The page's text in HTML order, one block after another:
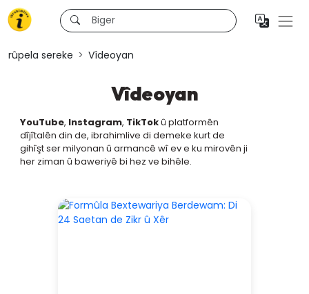
rûpela sereke Vîdeoyan
Vîdeoyan
YouTube, Instagram, TikTokû platformên
dîjîtalên din de, ibrahimlive di demeke kurt de
gihîşt ser milyonan û armancê wî ev e ku mirovên ji
her ziman û baweriyê bi hez ve bihêle.